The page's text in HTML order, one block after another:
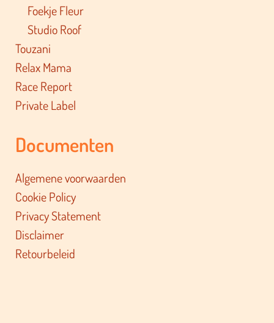
Foekje Fleur
Studio Roof
Touzani
Relax Mama
Race Report
Private Label
Documenten
Algemene voorwaarden
Cookie Policy
Privacy Statement
Disclaimer
Retourbeleid